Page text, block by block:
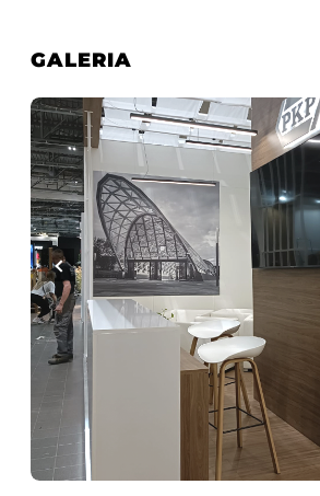
GALERIA